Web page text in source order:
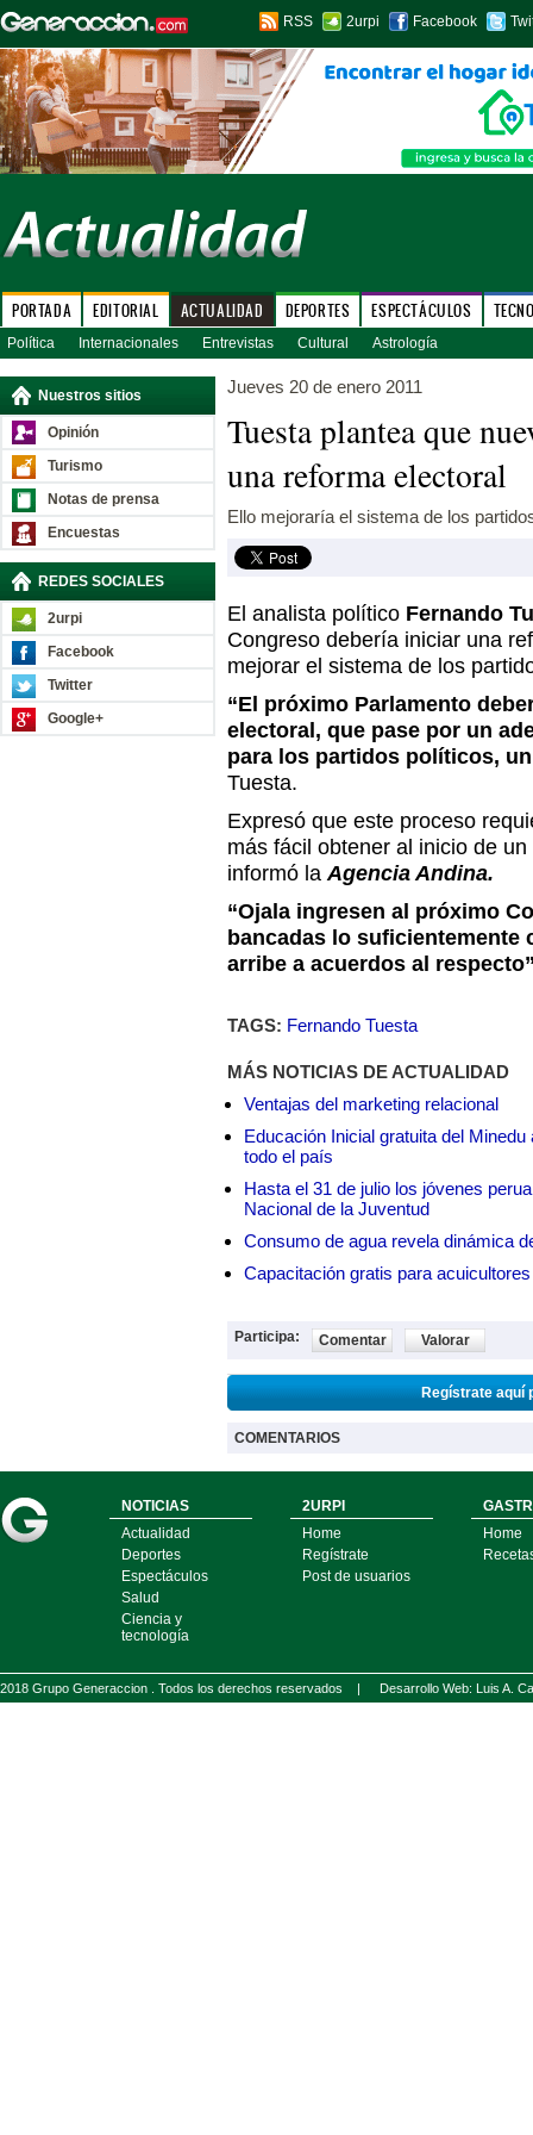
RSS 2urpi Facebook
PORTADA EDITORIAL ACTUALIDAD DEPORTES ESPECTÁCULOS
Política Internacionales Entrevistas Cultural Astrología
Nuestros sitios
Opinión
Turismo
Notas de prensa
Encuestas
REDES SOCIALES
2urpi
Facebook
Twitter
Google+
Jueves 20 de enero 2011
Tuesta plantea que
una reforma electoral
Ello mejoraría el sistema de los
El analista político Fernando
Congreso debería iniciar una
mejorar el sistema de los
“El próximo Parlamento
electoral, que pase por un
para los partidos políticos,
Tuesta.
Expresó que este proceso
más fácil obtener al inicio de
informó laAgencia Andina.
“Ojala ingresen al próximo
bancadas lo suficientemente
arribe a acuerdos al
TAGS: Fernando Tuesta
MÁS NOTICIAS DE ACTUALIDAD
Ventajas del marketing relacional
Educación Inicial gratuita del
todo el país
Hasta el 31 de julio los jóvenes
Nacional de la Juventud
Consumo de agua revela dinámica
Capacitación gratis para
Participa: Comentar Valorar
Regístrate aquí
COMENTARIOS
NOTICIAS
Actualidad
Deportes
Espectáculos
Salud
Ciencia y
tecnología
2URPI
Home
Regístrate
Post de usuarios
Home
2018 Grupo Generaccion . Todos los derechos reservados | Desarrollo Web: Luis